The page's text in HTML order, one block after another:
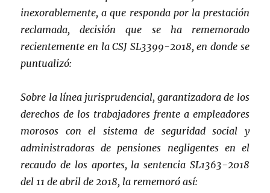
inexorablemente, a que responda por la prestación
reclamada, decisión que se ha rememorado
recientemente en la CSJ SL3399-2018, en donde se
puntualizó:
Sobre la línea jurisprudencial, garantizadora de los
derechos de los trabajadores frente a empleadores
morosos con el sistema de seguridad social y
administradoras de pensiones negligentes en el
recaudo de los aportes, la sentencia SL1363-2018
del 11 de abril de 2018, la rememoró así: